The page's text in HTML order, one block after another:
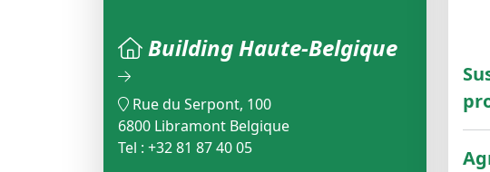
Building Haute-Belgique
Rue du Serpont, 100
6800 Libramont Belgique
Tel : +32 81 87 40 05